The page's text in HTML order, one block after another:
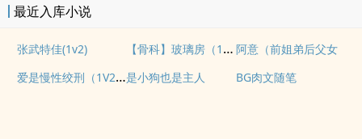
最近入库小说
张武特佳(1v2) 【骨科】玻璃房（1v2H） 阿意（前姐弟后父女
爱是慢性绞刑（1V2，高H，bg，sc，伪骨科）是小狗也是主人 BG肉文随笔